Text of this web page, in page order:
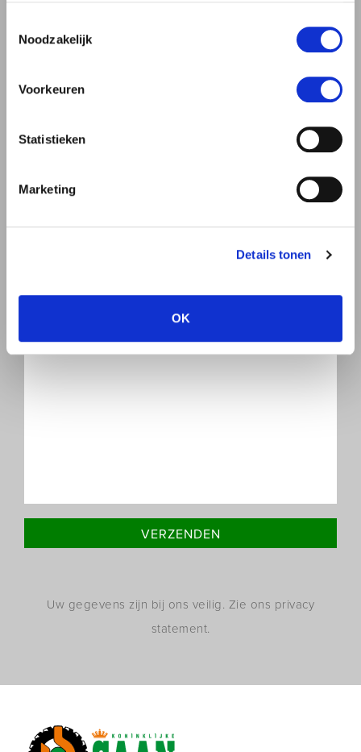
Noodzakelijk
Voorkeuren
Statistieken
Marketing
Details tonen
OK
Uw gegevens zijn bij ons veilig. Zie ons privacy
statement.